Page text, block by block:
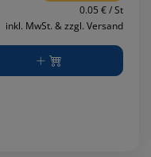
0.05 € / St
inkl. MwSt. & zzgl. Versand